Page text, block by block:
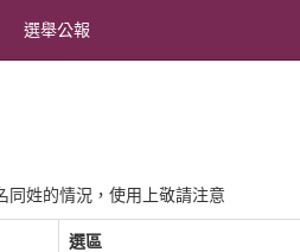
選舉公報
同姓的情況，使用上敬請注意
選區